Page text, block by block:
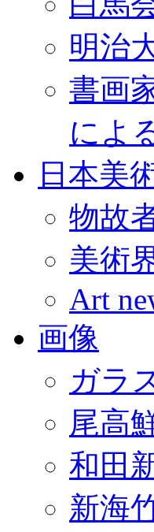
明治
書画
によ
日本美
物故
美術
Art
画像
ガラ
尾高
和田
新海